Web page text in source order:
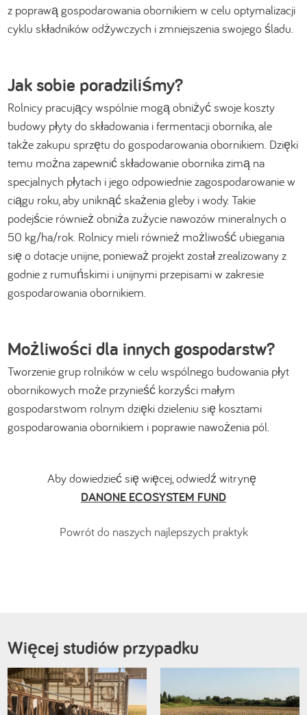
z poprawą gospodarowania obornikiem w celu optymalizacji
cyklu składników odżywczych i zmniejszenia swojego śladu.
Jak sobie poradziliśmy?
Rolnicy pracujący wspólnie mogą obniżyć swoje koszty
budowy płyty do składowania i fermentacji obornika, ale
także zakupu sprzętu do gospodarowania obornikiem. Dzięki
temu można zapewnić składowanie obornika zimą na
specjalnych płytach i jego odpowiednie zagospodarowanie w
ciągu roku, aby uniknąć skażenia gleby i wody. Takie
podejście również obniża zużycie nawozów mineralnych o
50 kg/ha/rok. Rolnicy mieli również możliwość ubiegania
się o dotacje unijne, ponieważ projekt został zrealizowany z
godnie z rumuńskimi i unijnymi przepisami w zakresie
gospodarowania obornikiem.
Możliwości dla innych gospodarstw?
Tworzenie grup rolników w celu wspólnego budowania płyt
obornikowych może przynieść korzyści małym
gospodarstwom rolnym dzięki dzieleniu się kosztami
gospodarowania obornikiem i poprawie nawożenia pól.
Aby dowiedzieć się więcej, odwiedź witrynę
DANONE ECOSYSTEM FUND
Powrót do naszych najlepszych praktyk
Więcej studiów przypadku